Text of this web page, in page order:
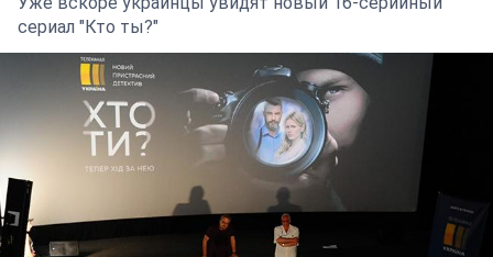
сериал "Кто ты?"